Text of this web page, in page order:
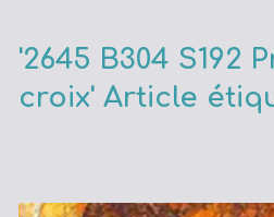
'2645 B304 S192
croix' Article